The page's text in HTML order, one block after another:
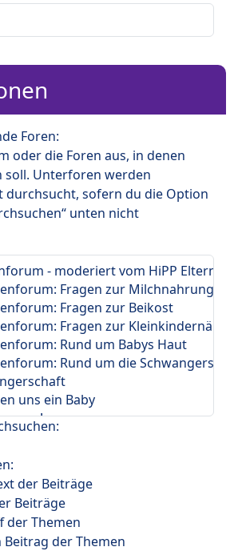
Foren:
oder die Foren aus, in denen
soll. Unterforen werden
durchsucht, sofern du die Option
unten nicht
der Beiträge
Beiträge
der Themen
der Themen